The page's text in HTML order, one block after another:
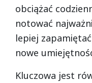
obciążać
notować
lepiej
nowe
Kluczowa jest